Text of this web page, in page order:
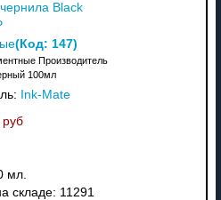
Black
(Код: 147)
Производитель
100мл
Ink-Mate
мл.
складе: 11291